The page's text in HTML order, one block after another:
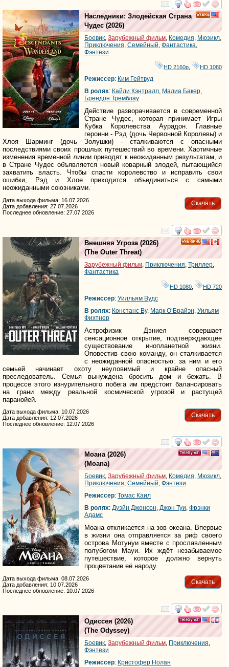
смотреть
Наследники: Злодейская Страна
Чудес (2026)
Боевик Зарубежный фильм Комедия Мюзикл
Приключения Семейный Фантастика
Фэнтези
HD 2160р HD 1080
Режиссер: Ким Гейтвуд
В ролях: Кайли Кэнтралл Малиа Бакер
Брендон Тремблаy
Действие разворачивается в современной
Стране Чудес, которая принимает Игры
Кубка Королевства Аурадон. Главные
героини - Рэд (дочь Червонной Королевы) и
Хлоя Шарминг (дочь Золушки) - сталкиваются с опасными
последствиями своих прошлых путешествий во времени. Хаотичные
изменения временной линии приводят к неожиданным результатам, и
в Стране Чудес объявляется новый коварный злодей, пытающийся
захватить власть. Чтобы спасти королевство и исправить свои
ошибки, Рэд и Хлое приходится объединиться с самыми
неожиданными союзниками.
Скачать
Дата выхода фильма: 16.07.2026
Дата добавления: 27.07.2026
Последнее обновление: 27.07.2026
смотреть
Внешняя Угроза (2026)
(The Outer Threat)
Зарубежный фильм Приключения Триллер
Фантастика
HD 1080 HD 720
Режиссер: Уилльям Вудс
В ролях: Констанс Ву, Марк О’Брайэн Уильям
Фихтнер
Астрофизик Дэниел совершает
сенсационное открытие, подтверждающее
существование инопланетной жизни.
Оповестив свою команду, он сталкивается
с неожиданной опасностью: за ним и его
семьей начинает охоту неуловимый и крайне опасный
преследователь. Семья вынуждена бросить дом и бежать. В
процессе этого изнурительного побега им предстоит балансировать
на грани между реальной космической угрозой и растущей
паранойей.
Скачать
Дата выхода фильма: 10.07.2026
Дата добавления: 12.07.2026
Последнее обновление: 12.07.2026
смотреть
Моана(2026)
(Moana)
Боевик, Зарубежный фильм, Комедия, Мюзикл,
Приключения, Семейный, Фэнтези
Режиссер: Томас Каил
В ролях: Дуэйн Джонсон, Джон Туи, Фрэнки
Адамс
Моана откликается на зов океана. Впервые
в жизни она отправляется за риф своего
острова Мотунуи вместе с прославленным
полубогом Мауи. Их ждёт незабываемое
путешествие, которое должно вернуть
процветание её народу.
Скачать
Дата выхода фильма: 08.07.2026
Дата добавления: 10.07.2026
Последнее обновление: 10.07.2026
смотреть
Одиссея (2026)
(The Odyssey)
Боевик, Зарубежный фильм, Приключения,
Фэнтези
Режиссер: Кристофер Нолан